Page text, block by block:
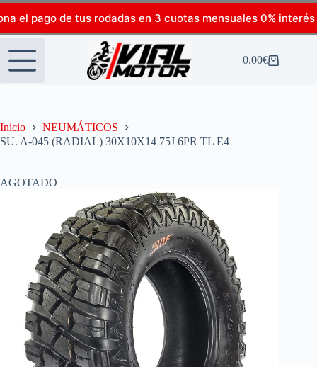
el pago de tus rodadas en 3 cuotas mensuales 0% interés
0.00€
Inicio
NEUMÁTICOS
SU. A-045 (RADIAL) 30X10X14 75J 6PR TL E4
AGOTADO